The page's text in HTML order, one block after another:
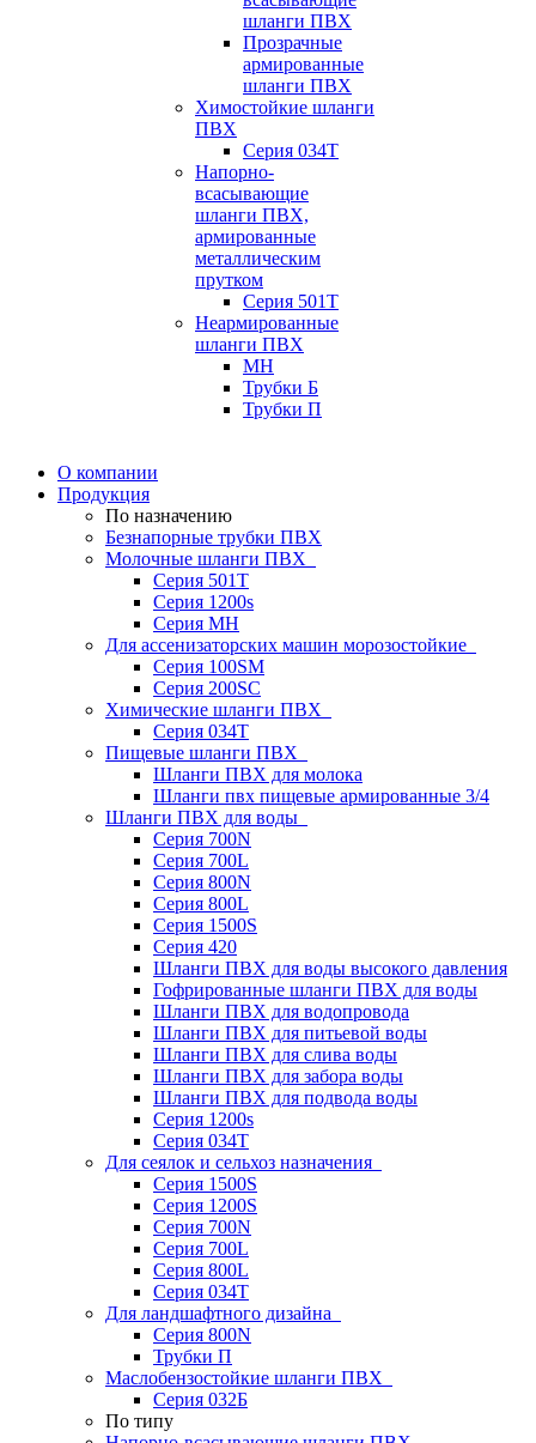
шланги ПВХ
Прозрачные
армированные
шланги ПВХ
Химостойкие шланги
ПВХ
Серия 034Т
Напорно-
всасывающие
шланги ПВХ,
армированные
металлическим
прутком
Серия 501T
Неармированные
шланги ПВХ
МН
Трубки Б
Трубки П
О компании
Продукция
По назначению
Безнапорные трубки ПВХ
Молочные шланги ПВХ
Серия 501T
Серия 1200s
Серия МН
Для ассенизаторских машин морозостойкие
Серия 100SM
Серия 200SС
Химические шланги ПВХ
Серия 034Т
Пищевые шланги ПВХ
Шланги ПВХ для молока
Шланги пвх пищевые армированные 3/4
Шланги ПВХ для воды
Серия 700N
Серия 700L
Серия 800N
Серия 800L
Серия 1500S
Серия 420
Шланги ПВХ для воды высокого давления
Гофрированные шланги ПВХ для воды
Шланги ПВХ для водопровода
Шланги ПВХ для питьевой воды
Шланги ПВХ для слива воды
Шланги ПВХ для забора воды
Шланги ПВХ для подвода воды
Серия 1200s
Серия 034Т
Для сеялок и сельхоз назначения
Серия 1500S
Серия 1200S
Серия 700N
Серия 700L
Серия 800L
Серия 034T
Для ландшафтного дизайна
Серия 800N
Трубки П
Маслобензостойкие шланги ПВХ
Серия 032Б
По типу